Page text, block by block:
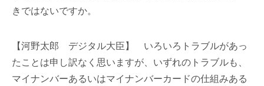
きではないですか。
【河野太郎 デジタル大臣】 いろいろトラブルがあっ
たことは申し訳なく思いますが、いずれのトラブルも、
マイナンバーあるいはマイナンバーカードの仕組みある